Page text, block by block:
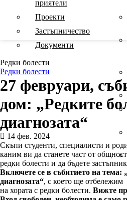
приятели
Проекти
Застъпничество
Документи
Начална
Редки болести
Редки болести
27 февруари,
дом: „Редките
диагнозата“
14 фев. 2024
Скъпи студенти, специалисти и
каним ви да станете част от
редки болести и да бъдете
Включете се в събитието на тема:
диагнозата“, с което ще отбележим
на хората с редки болести. Вижте